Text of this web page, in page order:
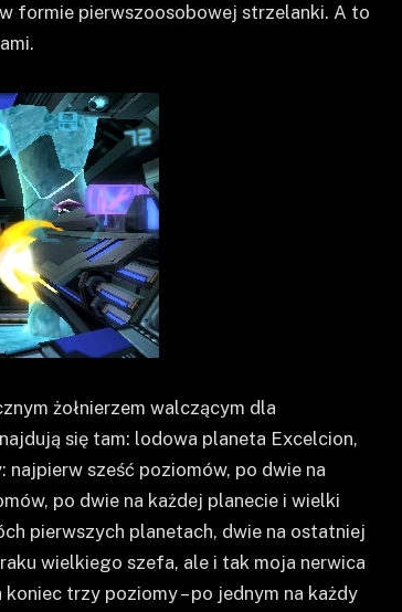
formie pierwszoosobowej strzelanki. A to
żołnierzem walczącym dla
się tam: lodowa planeta Excelcion,
najpierw sześć poziomów, po dwie na
po dwie na każdej planecie i wielki
pierwszych planetach, dwie na ostatniej
wielkiego szefa, ale i tak moja nerwica
trzy poziomy – po jednym na każdy